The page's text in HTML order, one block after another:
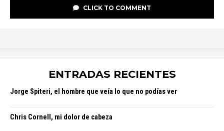
CLICK TO COMMENT
ENTRADAS RECIENTES
Jorge Spiteri, el hombre que veía lo que no podías ver
Chris Cornell, mi dolor de cabeza